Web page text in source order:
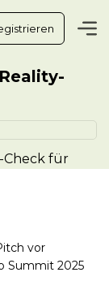
vor
Summit 2025